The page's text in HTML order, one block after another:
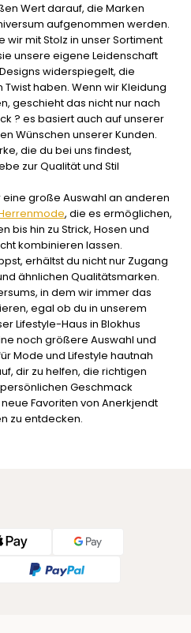
Wert darauf, die Marken
aufgenommen werden.
wir mit Stolz in unser Sortiment
unsere eigene Leidenschaft
widerspiegelt, die
haben. Wenn wir Kleidung
geschieht das nicht nur nach
? es basiert auch auf unserer
Wünschen unserer Kunden.
die du bei uns findest,
zur Qualität und Stil
große Auswahl an anderen
, die es ermöglichen,
bis hin zu Strick, Hosen und
kombinieren lassen.
erhältst du nicht nur Zugang
ähnlichen Qualitätsmarken.
in dem wir immer das
egal ob du in unserem
Lifestyle-Haus in Blokhus
noch größere Auswahl und
Mode und Lifestyle hautnah
dir zu helfen, die richtigen
Geschmack
Favoriten von Anerkjendt
zu entdecken.